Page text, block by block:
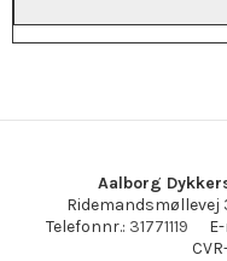
Aalborg
Ridemandsmøllevej
Telefonnr.: 31771119